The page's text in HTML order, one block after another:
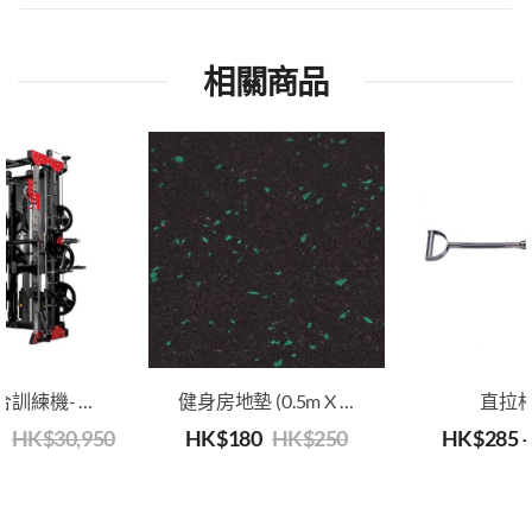
相關商品
HK$30,950 HK$180 HK$250
直拉
HK$285